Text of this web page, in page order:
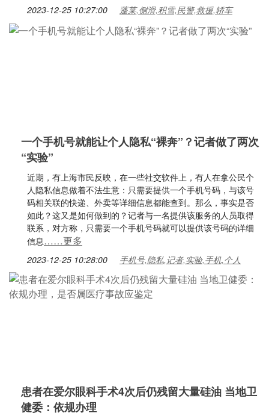
2023-12-25 10:27:00 蓬莱,侧滑,积雪,民警,救援,轿车
一个手机号就能让个人隐私“裸奔”？记者做了两次
“实验”
近期，有上海市民反映，在一些社交软件上，有人在拿公民个
人隐私信息做着不法生意：只需要提供一个手机号码，与该号
码相关联的快递、外卖等详细信息都能查到。那么，事实是否
如此？这又是如何做到的？记者与一名提供该服务的人员取得
联系，对方称，只需要一个手机号码就可以提供该号码的详细
信息……更多
2023-12-25 10:28:00 手机号,隐私,记者,实验,手机,个人
患者在爱尔眼科手术4次后仍残留大量硅油 当地卫
健委：依规办理